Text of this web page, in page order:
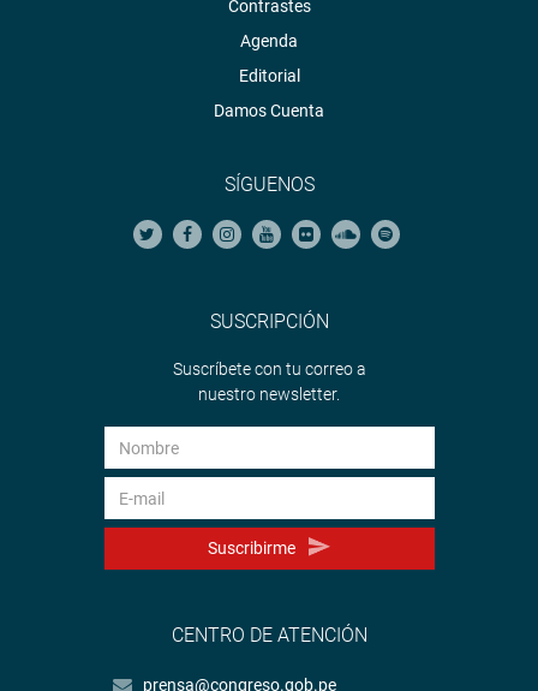
Contrastes
Agenda
Editorial
Damos Cuenta
SÍGUENOS
SUSCRIPCIÓN
Suscríbete con tu correo a
nuestro newsletter.
Suscribirme
CENTRO DE ATENCIÓN
prensa@congreso.gob.pe